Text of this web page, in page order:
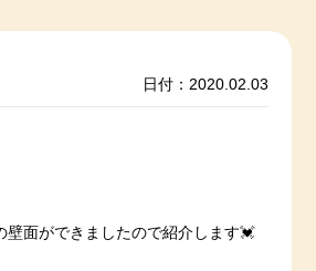
日付：2020.02.03
壁面ができましたので紹介します💓